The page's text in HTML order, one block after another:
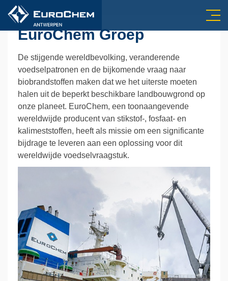
EuroChem Groep
De stijgende wereldbevolking, veranderende
voedselpatronen en de bijkomende vraag naar
biobrandstoffen maken dat we het uiterste moeten
halen uit de beperkt beschikbare landbouwgrond op
onze planeet. EuroChem, een toonaangevende
wereldwijde producent van stikstof-, fosfaat- en
kalimeststoffen, heeft als missie om een significante
bijdrage te leveren aan een oplossing voor dit
wereldwijde voedselvraagstuk.